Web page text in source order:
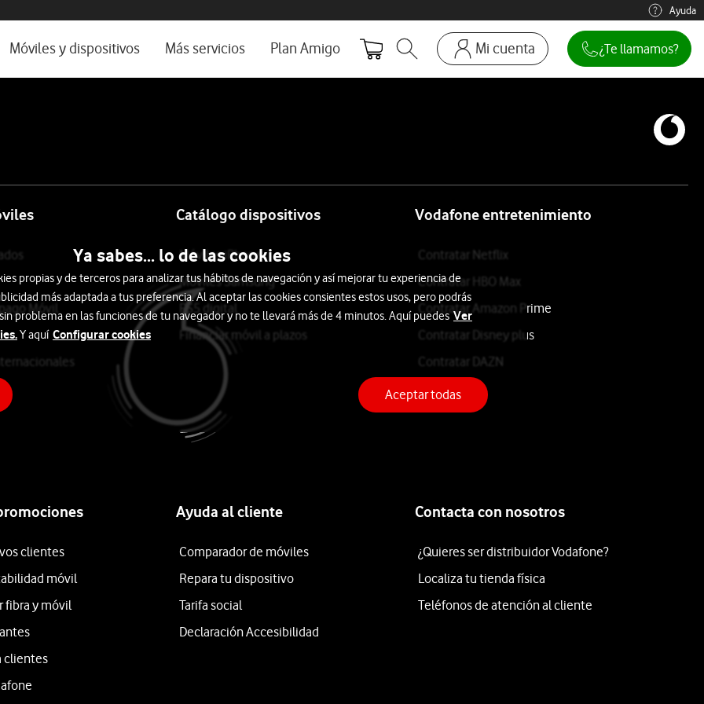
ayuda e idioma Ayuda
Móviles y dispositivos Más servicios Plan Amigo
Abrir buscador. Abre en ventana modal
Mi cuenta
Ir a la pagina acceso clientes. Abre en
Recargas
¿Te llamamos?
Móvil
Catálogo dispositivos
Móviles iPhone
Móviles Samsung
PS5 digital
Financiar móvil a plazos
Vodafone entretenimiento
Contratar Netflix
Contratar HBO Max
Contratar Amazon Prime
Contratar Disney plus
Contratar DAZN
clientes
móvil
fibra y móvil
clientes
Ayuda al cliente
Comparador de móviles
Repara tu dispositivo
Tarifa social
Declaración Accesibilidad
Contacta con nosotros
¿Quieres ser distribuidor Vodafone?
Localiza tu tienda física
Teléfonos de atención al cliente
Ya sabes... lo de las cookies
propias y de terceros para analizar tus hábitos de navegación y así mejorar tu experiencia de
más adaptada a tus preferencia. Al aceptar las cookies consientes estos usos, pero podrás
problema en las funciones de tu navegador y no te llevará más de 4 minutos. Aquí puedes Ver
Y aquí Configurar cookies
Aceptar todas